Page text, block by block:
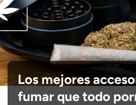
Los mejores
fumar que todo